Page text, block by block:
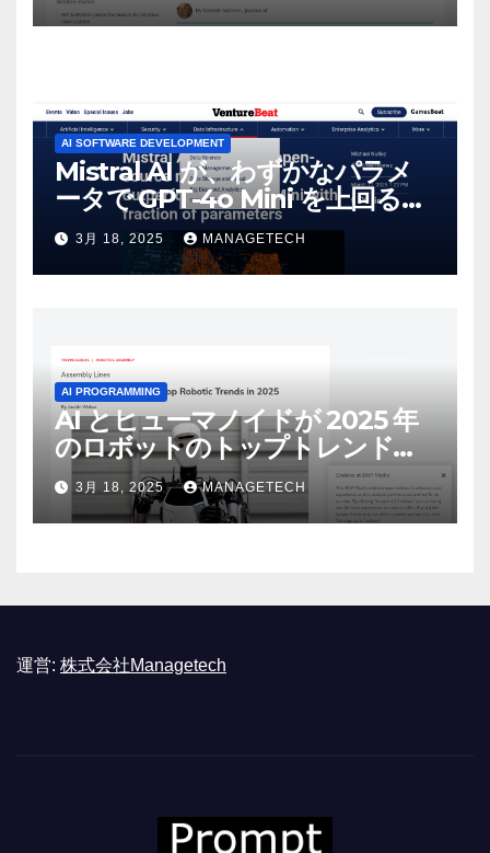
AI SOFTWARE DEVELOPMENT
Mistral AI が、わずかなパラメ
ータで GPT-4o Mini を上回る新
しいオープンソース モデルをリ
リース | VentureBeat
3月 18, 2025 MANAGETECH
AI PROGRAMMING
AI とヒューマノイドが 2025 年
のロボットのトップトレンドに |
ASSEMBLY
3月 18, 2025 MANAGETECH
運営: 株式会社Managetech